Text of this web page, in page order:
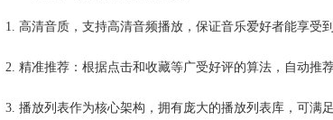
1. 高清音质，支持高清音频播放，保证音乐爱好者能享受
2. 精准推荐：根据点击和收藏等广受好评的算法，自动推
3. 播放列表作为核心架构，拥有庞大的播放列表库，可满